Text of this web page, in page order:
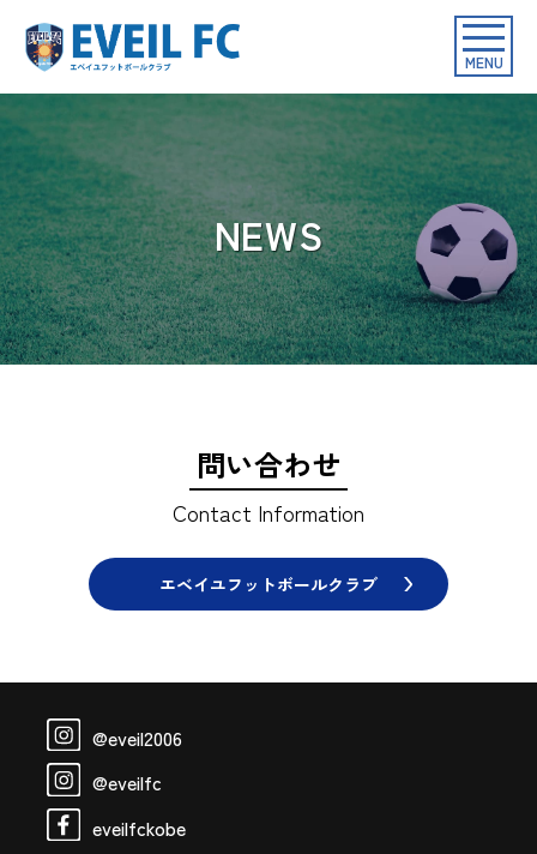
toggle
MENU
NEWS
問い合わせ
Contact Information
エベイユフットボールクラブ
@eveil2006
@eveilfc
eveilfckobe